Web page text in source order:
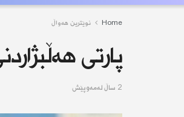
Home نوێترین هەواڵ
پارتی
2 ساڵ له‌مه‌وپێش